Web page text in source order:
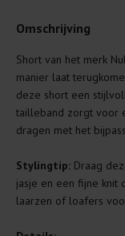
Je wilt natuurlijk
Daarom geven wij
Lees altijd eerst
Was kleding
buitenkant.
Wees zuinig met
genoeg.
Was zo koud
Omschrijving
Short van het merk
manier laat
deze short een
tailleband zorgt voor
dragen met het
Stylingtip: Draag
jasje en een fijne knit
laarzen of loafers